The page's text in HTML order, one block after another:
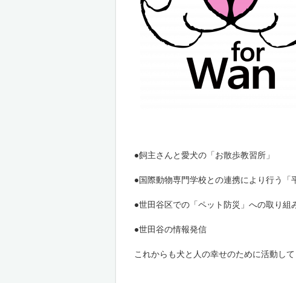
●飼主さんと愛犬の「お散歩教習所」
●国際動物専門学校との連携により行う「
●世田谷区での「ペット防災」への取り組
●世田谷の情報発信
これからも犬と人の幸せのために活動して